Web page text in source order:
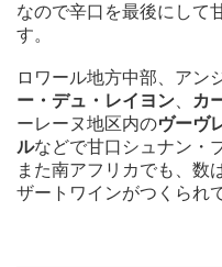
なので辛口を最後にして
す。
ロワール地方中部、アン
ー・デュ・レイヨン
カ
ーレーヌ地区内のヴーヴ
ルなどで甘口シュナン・
また南アフリカでも、数
ザートワインがつくられ